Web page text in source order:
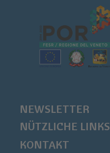
KONTAKT
NÜTZLICHE LINKS
NEWSLETTER